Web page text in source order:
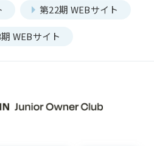
総務委員会
HAPPY BURGER
JOC LAB
ピックアップ
洛北部会
第22期 WEBサイト
WEBサイト